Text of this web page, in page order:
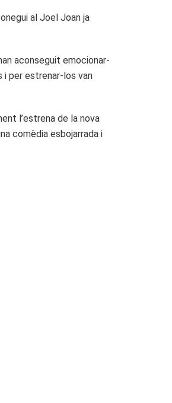
al Joel Joan ja
aconseguit emocionar-
i per estrenar-los van
l’estrena de la nova
comèdia esbojarrada i